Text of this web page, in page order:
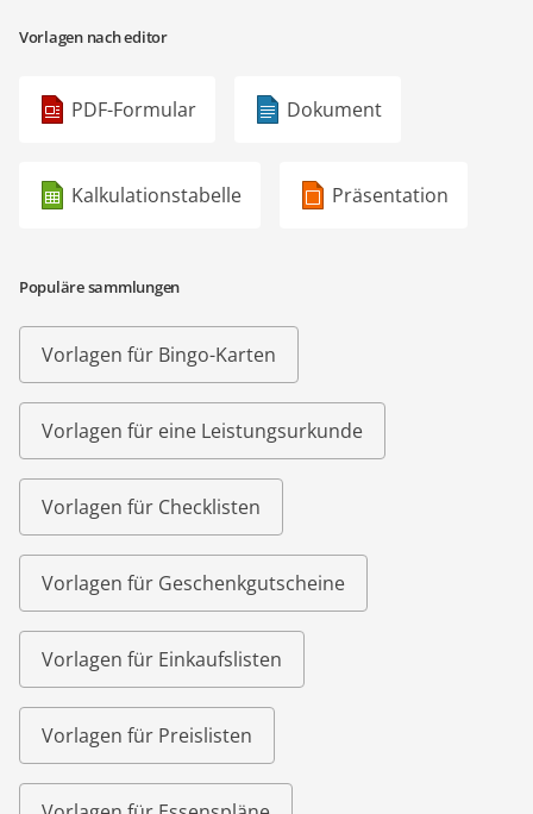
Vorlagen nach editor
PDF-Formular Dokument
Kalkulationstabelle Präsentation
Populäre sammlungen
Vorlagen für Bingo-Karten
Vorlagen für eine Leistungsurkunde
Vorlagen für Checklisten
Vorlagen für Geschenkgutscheine
Vorlagen für Einkaufslisten
Vorlagen für Preislisten